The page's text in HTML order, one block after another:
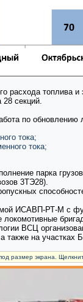
расхода топлива
28 секций.
по обновлению
тока;
тока;
парка
3ТЭ28).
ИСАВП-РТ-М с
локомотивные
ВСЦ
также на участках
размер экрана.